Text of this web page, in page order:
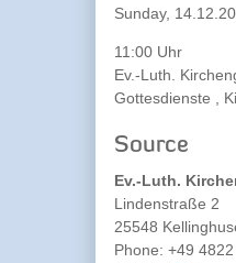
Sunday,
11:00 Uhr
Ev.-Luth.
Gottesdienste ,
Source
Ev.-Luth.
Lindenstraße 2
25548
Phone: +49